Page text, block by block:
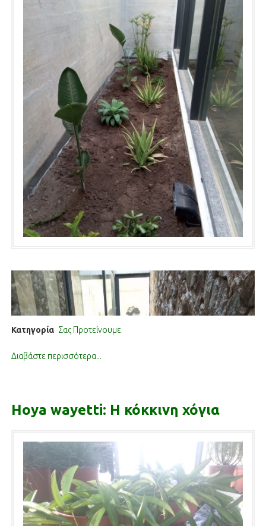
γραφείων λόγω των λιγοστών τους αναγκών, αλλά και του
σχετικά μικρού τους μεγέθους. Δεν ξεπερνούν ποτέ τους 70 με
80 πόντους σε ύψος, ενώ πολλαπλασιάζονται αναπτύσσοντας
νέους βλαστούς από την ρίζα, φουντώνοντας περισσότερο
παρά ψηλώνοντας. Χρειάζονται πολύ καλής ποιότητας χώμα,
συνήθως τύρφη ξανθιά εμπλουτισμένη, που εξασφαλίζει την
άριστη αποστράγγιση και τα απαραίτητα θρεπτικά συστατικά
για ένα τόσο τροπικό φυτό. Το λίπασμα σε μηνιαία βάση δεν
πρέπει να λείπει σχεδόν ποτέ απο την καθημερινή τους ρουτίνα
περιποίησης. Εξαίρεση αποτελούν οι λευκές ποικιλίες για την
ευαισθησία που επιδεικνύουν γενικά. Οι ανάγκες τους σε νερό
είναι σίγουρα ακόμα λιγότερες, ενώ η μεταφύτευση παραμένει
ένα θέμα. Είναι απαραίτητο το φυτό να έχει ριζώσει πολύ καλά
και να επικρατεί υψηλή ημερήσια θερμοκρασία για να υπάρξει η
απόλυτη επιτυχία.
Στα φυτώρια μας μπορείτε να βρείτε πολλές ποικιλίες
Κατηγορία Σας Προτείνουμε
Διαβάστε περισσότερα...
Hoya wayetti: Η κόκκινη χόγια